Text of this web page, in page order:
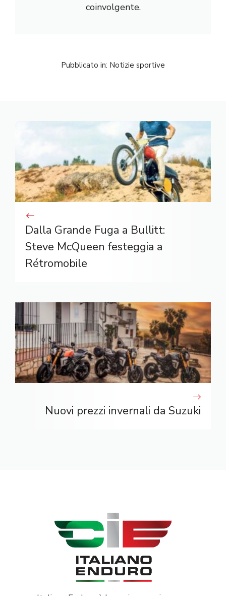
coinvolgente.
Pubblicato in: Notizie sportive
Dalla Grande Fuga a Bullitt:
Steve McQueen festeggia a
Rétromobile
Nuovi prezzi invernali da Suzuki